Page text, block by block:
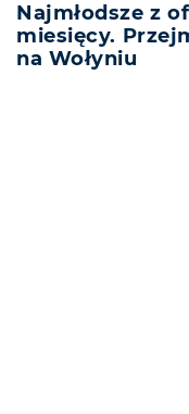
Najmłodsze z
miesięcy.
na Wołyniu